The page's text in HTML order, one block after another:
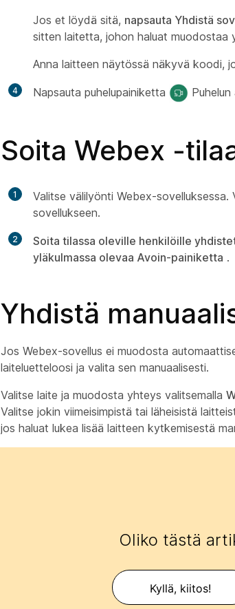
Jos et löydä sitä, napsauta Yhdistä
sitten laitetta, johon haluat
Anna laitteen näytössä näkyvä koodi,
4 Napsauta puhelupainiketta
Soita Webex -
1
Valitse välilyönti Webex-
sovellukseen.
2
Soita tilassa oleville henkilöille
yläkulmassa olevaa Avoin-painiketta .
Yhdistä
Jos Webex-sovellus ei muodosta
laiteluetteloosi ja valita sen manuaalisesti.
Valitse laite ja muodosta yhteys valitsemalla
Valitse jokin viimeisimpistä tai läheisistä
jos haluat lukea lisää laitteen kytkemisestä
Oliko tästä
Kyllä, kiitos!